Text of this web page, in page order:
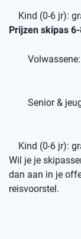
Kind (0-6 jr):
Prijzen skipas
Senior &
Kind (0-6 jr):
Wil je je
dan aan in je
reisvoorstel.